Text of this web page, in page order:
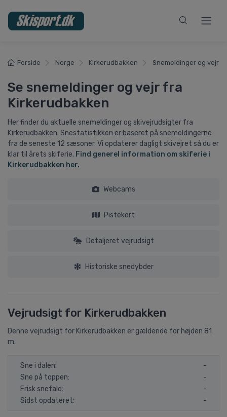
Forside Norge Kirkerudbakken Snemeldinger og vejr
Se snemeldinger og vejr fra
Kirkerudbakken
Her finder du aktuelle snemeldinger og skivejrudsigter fra
Kirkerudbakken. Snestatistikken er baseret på snemeldingerne
fra de seneste 12 sæsoner. Vi opdaterer dagligt skivejret så du er
klar til årets skiferie. Find generel information om skiferie i
Kirkerudbakken her.
Webcams
Pistekort
Detaljeret vejrudsigt
Historiske snedybder
Vejrudsigt for Kirkerudbakken
Denne vejrudsigt for Kirkerudbakken er gældende for højden 81
m.
Sne i dalen:
-
Sne på toppen:
-
Frisk snefald:
-
Sidst opdateret:
-